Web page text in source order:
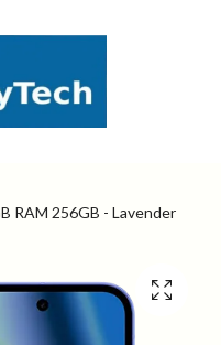
RAM 256GB - Lavender